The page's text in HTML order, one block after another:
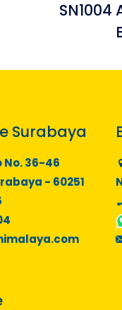
SN1004
Surabaya
36-46
- 60251